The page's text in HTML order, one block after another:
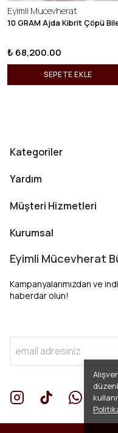
Eyimli Mucevherat
₺ 68,200.00
SEPETE EKLE
Kategoriler
Yardım
Müşteri Hizmetleri
Kurumsal
Eyimli Mücevherat
Kampanyalarımızdan ve
haberdar olun!